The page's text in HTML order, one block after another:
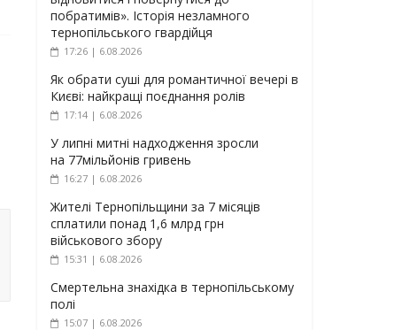
побратимів». Історія незламного
тернопільського гвардійця
17:26 | 6.08.2026
Як обрати суші для романтичної вечері в
Києві: найкращі поєднання ролів
17:14 | 6.08.2026
У липні митні надходження зросли
на 77мільйонів гривень
16:27 | 6.08.2026
Жителі Тернопільщини за 7 місяців
сплатили понад 1,6 млрд грн
військового збору
15:31 | 6.08.2026
Смертельна знахідка в тернопільському
полі
15:07 | 6.08.2026